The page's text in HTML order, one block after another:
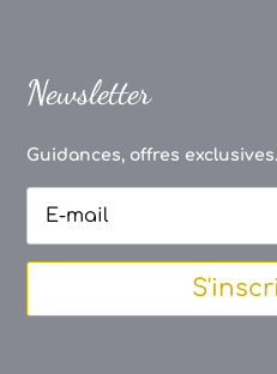
Newsletter
Guidances, offres